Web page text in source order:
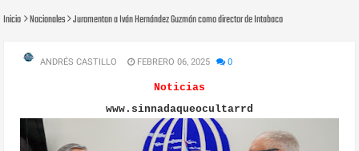
Inicio Nacionales Juramentan a Iván Hernández Guzmán como director de Intabaco
ANDRÉS CASTILLO FEBRERO 06, 2025 0
Noticias
www.sinnadaqueocultarrd